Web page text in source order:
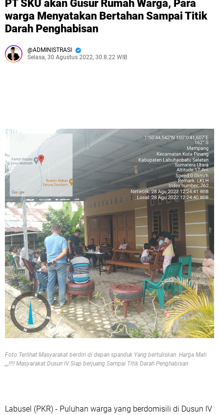
PT SKU akan Gusur Rumah Warga, Para
warga Menyatakan Bertahan Sampai Titik
Darah Penghabisan
ADMINISTRASI
Selasa, 30 Agustus 2022, 30.8.22 WIB
Foto:Terlihat Masyarakat berdiri di depan spanduk Yang bertuliskan Harga Mati
,,,,!!!! Masyarakat Dusun IV Siap berjuang Sampai Titik Darah Penghabisan
Labusel (PKR) - Puluhan warga yang berdomisili di Dusun IV